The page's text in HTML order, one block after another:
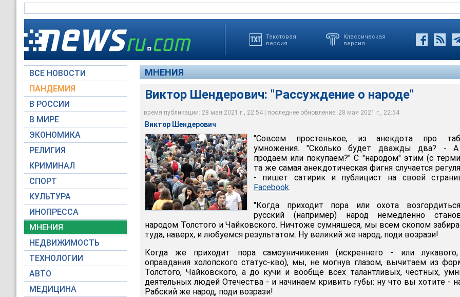
Текстовая
версия
Классическая
версия
ВСЕ НОВОСТИ
ПАНДЕМИЯ
В РОССИИ
В МИРЕ
ЭКОНОМИКА
РЕЛИГИЯ
КРИМИНАЛ
СПОРТ
КУЛЬТУРА
ИНОПРЕССА
МНЕНИЯ
НЕДВИЖИМОСТЬ
ТЕХНОЛОГИИ
АВТО
МЕДИЦИНА
МНЕНИЯ
Виктор Шендерович: "Рассуждение о народе"
время публикации: 28 мая 2021 г., 22:54 | последнее обновление: 28 мая 2021 г., 22:54
Виктор Шендерович
Фотобанк Moscow-Live
"Совсем простенькое, из анекдота про
умножения. "Сколько будет дважды два? -
продаем или покупаем?" С "народом" этим (с
та же самая анекдотическая фигня случается
- пишет сатирик и публицист на своей
Facebook.
"Когда приходит пора или охота
русский (например) народ немедленно
народом Толстого и Чайковского. Ничтоже сумняшеся, мы всем скопом
туда, наверх, и любуемся результатом. Ну великий же народ, поди возрази!
Когда же приходит пора самоуничижения (искреннего - или
оправдания холопского статус-кво), мы, не могнув глазом, вычитаем из
Толстого, Чайковского, а до кучи и вообще всех талантливых, честных,
деятельных людей Отечества - и начинаем кривить губы: ну что вы хотите -
Рабский же народ, поди возрази!